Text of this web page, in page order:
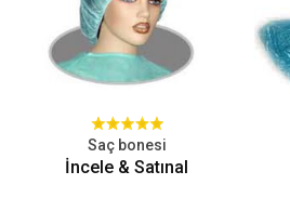
Saç bonesi
İncele & Satınal